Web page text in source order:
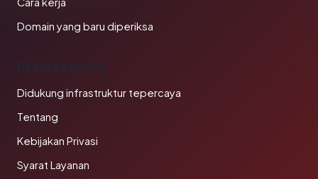
Domain yang baru diperiksa
PERUSAHAAN
Didukung infrastruktur tepercaya
Tentang
Kebijakan Privasi
Syarat Layanan